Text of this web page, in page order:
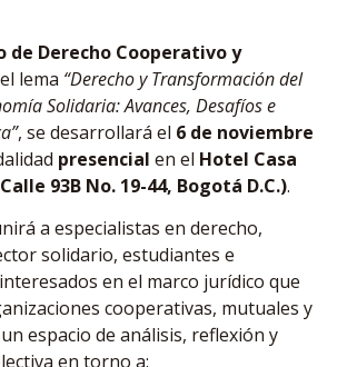
de Derecho Cooperativo y
lema “Derecho y Transformación del
Solidaria: Avances, Desafíos e
, se desarrollará el 6 de noviembre
presencial en el Hotel Casa
93B No. 19-44, Bogotá D.C.).
a especialistas en derecho,
solidario, estudiantes e
en el marco jurídico que
cooperativas, mutuales y
espacio de análisis, reflexión y
en torno a: